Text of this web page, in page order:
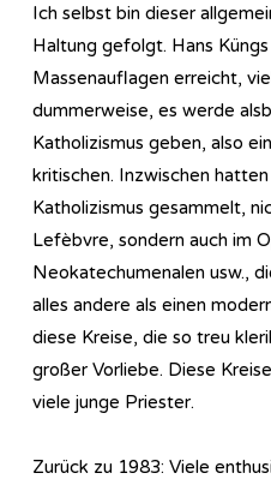
Ich selbst bin dieser
Haltung gefolgt. Hans
Massenauflagen erreicht,
dummerweise, es werde
Katholizismus geben, also
kritischen. Inzwischen
Katholizismus gesammelt,
Lefèbvre, sondern auch im
Neokatechumenalen usw.,
alles andere als einen
diese Kreise, die so treu
großer Vorliebe. Diese
viele junge Priester.
Zurück zu 1983: Viele